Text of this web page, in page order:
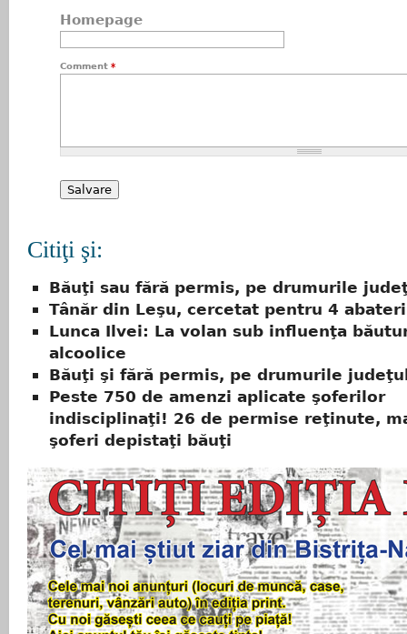
Homepage
Comment *
Citiţi şi:
Băuţi sau fără permis, pe drumurile
Tânăr din Leşu, cercetat pentru 4
Lunca Ilvei: La volan sub influenţa
alcoolice
Băuţi şi fără permis, pe drumurile
Peste 750 de amenzi aplicate şoferilor
indisciplinaţi! 26 de permise reţinute,
şoferi depistaţi băuţi